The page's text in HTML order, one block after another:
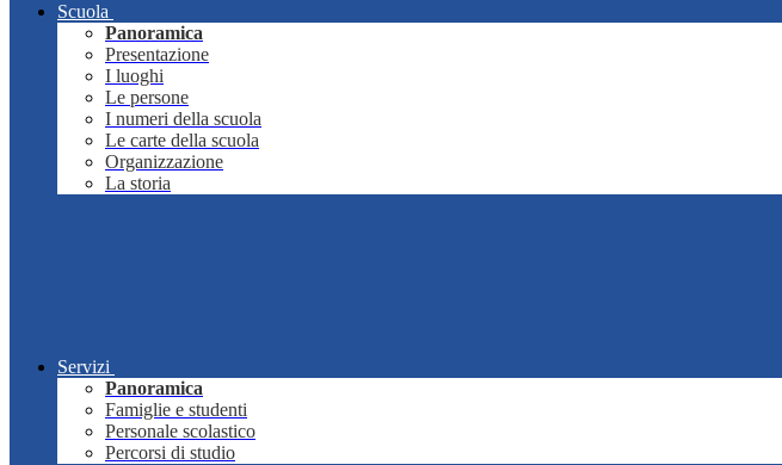
Scuola
Panoramica
Presentazione
I luoghi
Le persone
I numeri della scuola
Le carte della scuola
Organizzazione
La storia
Servizi
Panoramica
Famiglie e studenti
Personale scolastico
Percorsi di studio